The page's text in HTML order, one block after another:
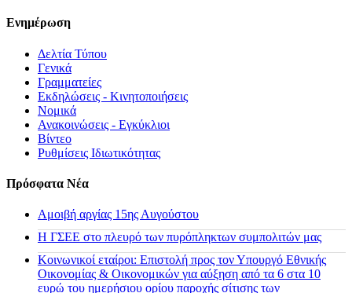
Ενημέρωση
Δελτία Τύπου
Γενικά
Γραμματείες
Εκδηλώσεις - Κινητοποιήσεις
Νομικά
Ανακοινώσεις - Εγκύκλιοι
Βίντεο
Ρυθμίσεις Ιδιωτικότητας
Πρόσφατα Νέα
Αμοιβή αργίας 15ης Αυγούστου
H ΓΣΕΕ στο πλευρό των πυρόπληκτων συμπολιτών μας
Κοινωνικοί εταίροι: Επιστολή προς τον Υπουργό Εθνικής
Οικονομίας & Οικονομικών για αύξηση από τα 6 στα 10
ευρώ του ημερήσιου ορίου παροχής σίτισης των